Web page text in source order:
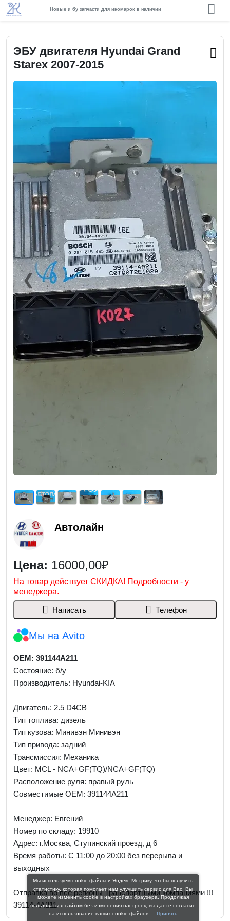
Новые и бу запчасти для иномарок в наличии
ЭБУ двигателя Hyundai Grand
Starex 2007-2015
❮Previous ❯Next
Автолайн
Цена: 16000,00₽
На товар действует СКИДКА! Подробности - у
менеджера.
Написать Телефон
Мы на Avito
OEM: 391144A211
Состояние: б/у
Производитель: Hyundai-KIA
Двигатель: 2.5 D4CB
Тип топлива: дизель
Тип кузова: Минивэн Минивэн
Тип привода: задний
Трансмиссия: Механика
Цвет: MCL - NCA+GF(TQ)/NCA+GF(TQ)
Расположение руля: правый руль
Совместимые OEM: 391144A211
Менеджер: Евгений
Номер по складу: 19910
Адрес: г.Москва, Ступинский проезд, д 6
Время работы: С 11:00 до 20:00 без перерыва и
выходных
Отправка во все регионы Транспортными компаниями !!!
39114-4A211
Мы используем cookie-файлы и Яндекс Метрику, чтобы получить
статистику, которая помогает нам улучшить сервис для Вас. Вы
можете изменить cookie в настройках браузера. Продолжая
пользоваться сайтом без изменения настроек, вы даёте согласие
на использование ваших cookie-файлов.
Принять